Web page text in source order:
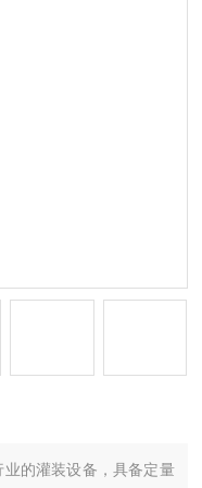
的灌装设备，具备定量